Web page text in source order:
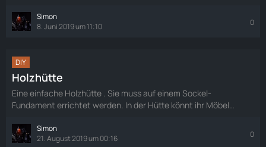
Simon
8. Juni 2019 um 11:10
0
DIY
Holzhütte
Eine einfache Holzhütte . Sie muss auf einem Sockel-
Fundament errichtet werden. In der Hütte könnt ihr Möbel…
Simon
21. August 2019 um 00:16
0